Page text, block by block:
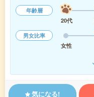
年齢層
20代
男女比率
女性
気になる!